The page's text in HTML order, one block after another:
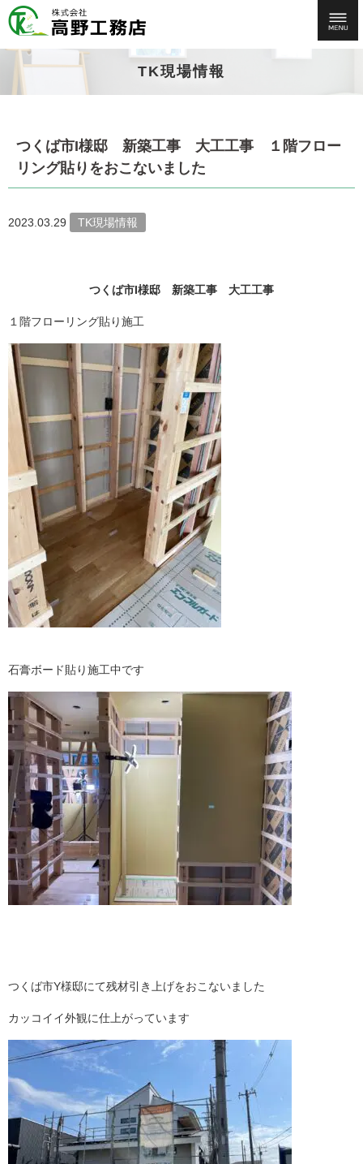
TK現場情報
つくば市I様邸 新築工事 大工工事 １階フロー
リング貼りをおこないました
2023.03.29 TK現場情報
つくば市I様邸 新築工事 大工工事
１階フローリング貼り施工
石膏ボード貼り施工中です
つくば市Y様邸にて残材引き上げをおこないました
カッコイイ外観に仕上がっています